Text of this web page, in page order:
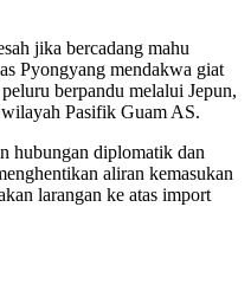
jika bercadang mahu
Pyongyang mendakwa giat
berpandu melalui Jepun,
Pasifik Guam AS.
hubungan diplomatik dan
aliran kemasukan
larangan ke atas import